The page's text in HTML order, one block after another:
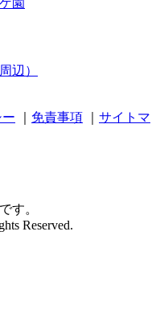
園
辺）
免責事項
サイトマ
す。
Reserved.